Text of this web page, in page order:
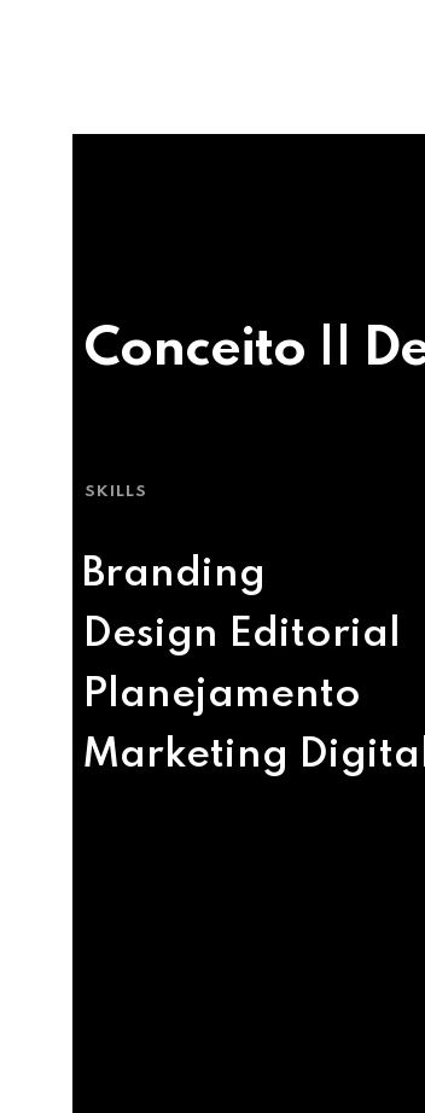
Conceito ||
SKILLS
Branding
Design Editorial
Planejamento
Marketing